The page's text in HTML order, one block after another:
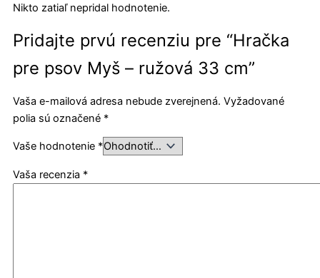
Nikto zatiaľ nepridal hodnotenie.
Pridajte prvú recenziu pre “Hračka
pre psov Myš – ružová 33 cm”
Vaša e-mailová adresa nebude zverejnená. Vyžadované
polia sú označené *
Vaše hodnotenie *
Vaša recenzia *